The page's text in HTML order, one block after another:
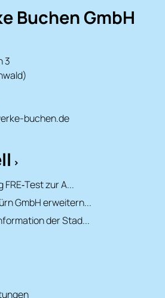
Buchen GmbH
3
buchen.de
zur A...
GmbH erweitern...
der Stad...